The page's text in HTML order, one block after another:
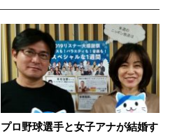
プロ野球選手と女子アナが結婚す